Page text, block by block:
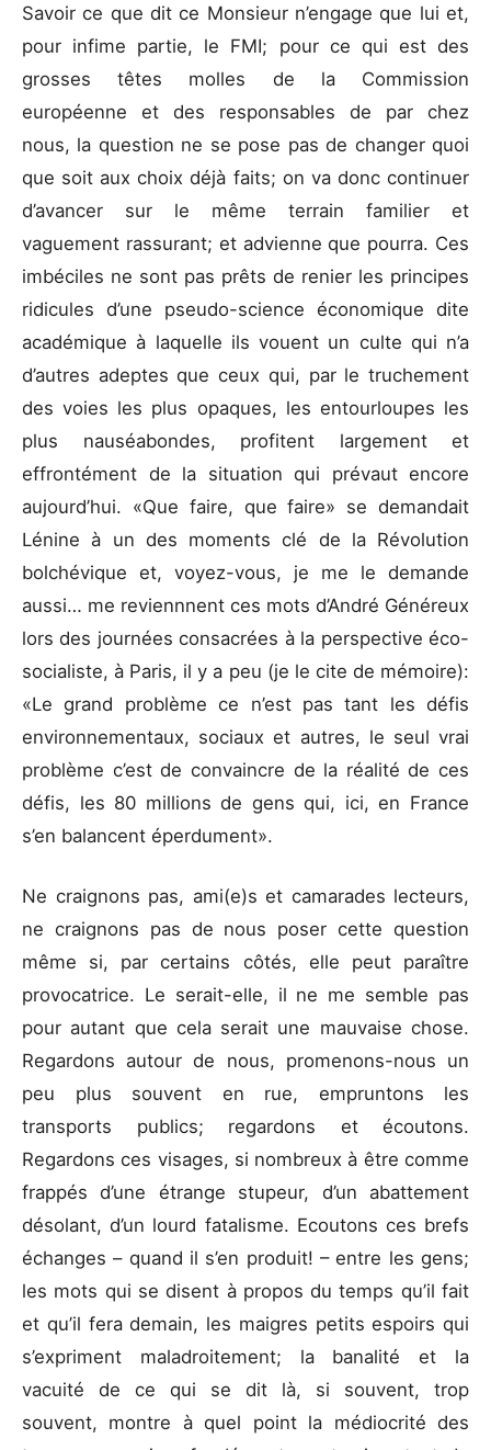
Savoir ce que dit ce Monsieur n’engage que lui et,
pour infime partie, le FMI; pour ce qui est des
grosses têtes molles de la Commission
européenne et des responsables de par chez
nous, la question ne se pose pas de changer quoi
que soit aux choix déjà faits; on va donc continuer
d’avancer sur le même terrain familier et
vaguement rassurant; et advienne que pourra. Ces
imbéciles ne sont pas prêts de renier les principes
ridicules d’une pseudo-science économique dite
académique à laquelle ils vouent un culte qui n’a
d’autres adeptes que ceux qui, par le truchement
des voies les plus opaques, les entourloupes les
plus nauséabondes, profitent largement et
effrontément de la situation qui prévaut encore
aujourd’hui. «Que faire, que faire» se demandait
Lénine à un des moments clé de la Révolution
bolchévique et, voyez-vous, je me le demande
aussi… me reviennnent ces mots d’André Généreux
lors des journées consacrées à la perspective éco-
socialiste, à Paris, il y a peu (je le cite de mémoire):
«Le grand problème ce n’est pas tant les défis
environnementaux, sociaux et autres, le seul vrai
problème c’est de convaincre de la réalité de ces
défis, les 80 millions de gens qui, ici, en France
s’en balancent éperdument».
Ne craignons pas, ami(e)s et camarades lecteurs,
ne craignons pas de nous poser cette question
même si, par certains côtés, elle peut paraître
provocatrice. Le serait-elle, il ne me semble pas
pour autant que cela serait une mauvaise chose.
Regardons autour de nous, promenons-nous un
peu plus souvent en rue, empruntons les
transports publics; regardons et écoutons.
Regardons ces visages, si nombreux à être comme
frappés d’une étrange stupeur, d’un abattement
désolant, d’un lourd fatalisme. Ecoutons ces brefs
échanges – quand il s’en produit! – entre les gens;
les mots qui se disent à propos du temps qu’il fait
et qu’il fera demain, les maigres petits espoirs qui
s’expriment maladroitement; la banalité et la
vacuité de ce qui se dit là, si souvent, trop
souvent, montre à quel point la médiocrité des